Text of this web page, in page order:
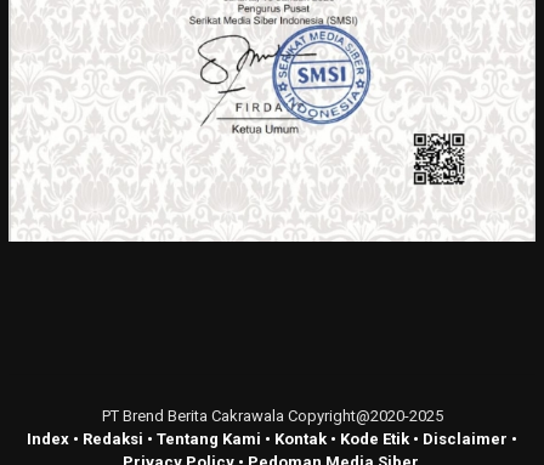
PT Brend Berita Cakrawala Copyright@2020-2025
Index • Redaksi • Tentang Kami • Kontak • Kode Etik • Disclaimer •